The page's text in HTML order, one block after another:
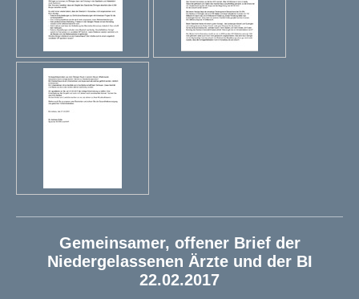
Gemeinsamer, offener Brief der
Niedergelassenen Ärzte und der BI
22.02.2017